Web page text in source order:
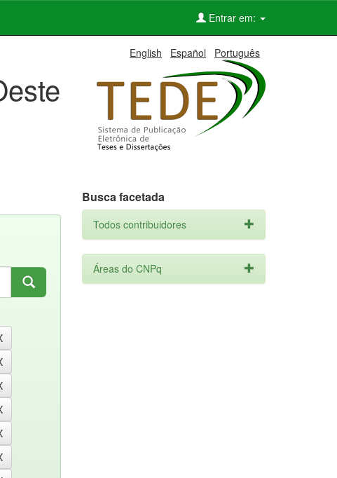
Entrar em:
English Español Português
Busca facetada
Todos contribuidores
Áreas do CNPq